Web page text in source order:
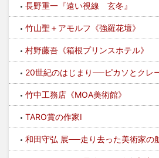
長野重一『遠い視線 玄冬』
竹山聖＋アモルフ《強羅花壇》
村野藤吾《箱根プリンスホテル》
20世紀のはじまり──ピカソとクレ
竹中工務店《MOA美術館》
TARO賞の作家I
和田守弘 展──走り去った美術家の